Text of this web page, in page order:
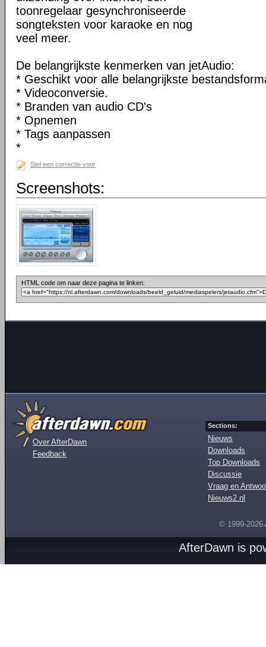
toonregelaar gesynchroniseerde
songteksten voor karaoke en nog
veel meer.
De belangrijkste kenmerken van jetAudio:
* Geschikt voor alle belangrijkste
* Videoconversie.
* Branden van audio CD's
* Opnemen
* Tags aanpassen
*
Stel een correctie voor
Screenshots:
HTML code om naar deze pagina te linken:
Over AfterDawn
Feedback
Sections:
Nieuws
Downloads
Top Downloads
Discussie
Vraag en
Nieuws2.nl
© 1999-2026
AfterDawn is